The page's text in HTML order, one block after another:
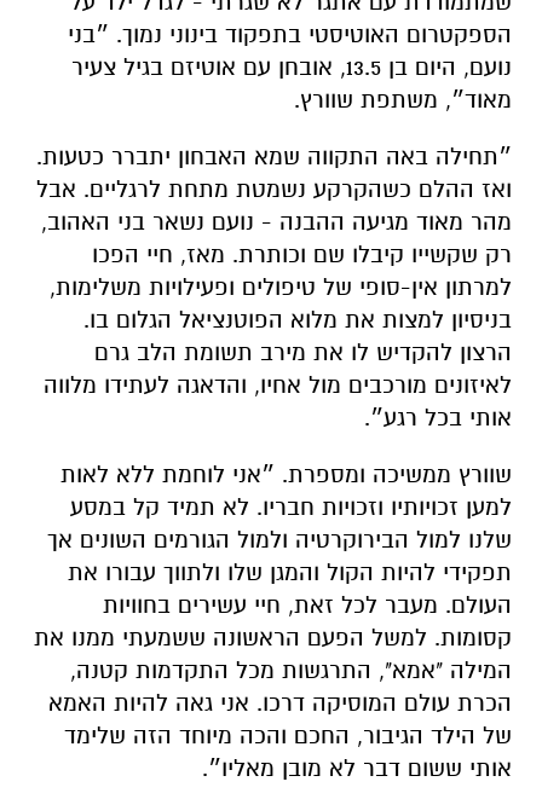
הספקטרום האוטיסטי בתפקוד בינוני נמוך. ״בני
נועם, היום בן 13.5, אובחן עם אוטיזם בגיל צעיר
מאוד״, משתפת שוורץ.
״תחילה באה התקווה שמא האבחון יתברר כטעות.
ואז ההלם כשהקרקע נשמטת מתחת לרגליים. אבל
מהר מאוד מגיעה ההבנה - נועם נשאר בני האהוב,
רק שקשייו קיבלו שם וכותרת. מאז, חיי הפכו
למרתון אין-סופי של טיפולים ופעילויות משלימות,
בניסיון למצות את מלוא הפוטנציאל הגלום בו.
הרצון להקדיש לו את מירב תשומת הלב גרם
לאיזונים מורכבים מול אחיו, והדאגה לעתידו מלווה
אותי בכל רגע״.
שוורץ ממשיכה ומספרת. ״אני לוחמת ללא לאות
למען זכויותיו וזכויות חבריו. לא תמיד קל במסע
שלנו למול הבירוקרטיה ולמול הגורמים השונים אך
תפקידי להיות הקול והמגן שלו ולתווך עבורו את
העולם. מעבר לכל זאת, חיי עשירים בחוויות
קסומות. למשל הפעם הראשונה ששמעתי ממנו את
המילה "אמא", התרגשות מכל התקדמות קטנה,
הכרת עולם המוסיקה דרכו. אני גאה להיות האמא
של הילד הגיבור, החכם והכה מיוחד הזה שלימד
אותי ששום דבר לא מובן מאליו״.